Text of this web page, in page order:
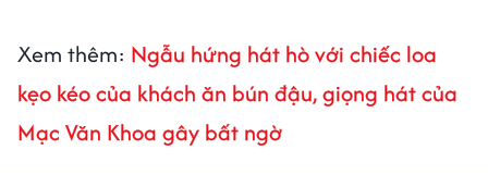
Xem thêm: Ngẫu hứng hát hò với chiếc loa
kẹo kéo của khách ăn bún đậu, giọng hát của
Mạc Văn Khoa gây bất ngờ